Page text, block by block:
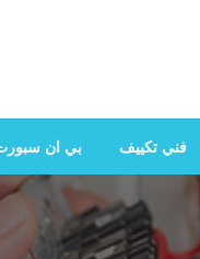
المنزلية في الكويت
فني تكييف بي ان